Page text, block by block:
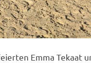
Emma Tekaat